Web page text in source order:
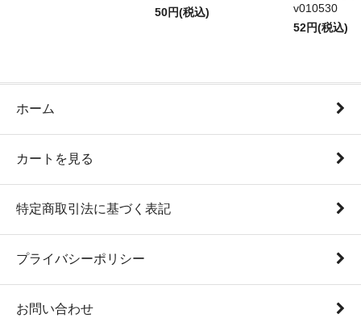
50円(税込)
v010530
52円(税込)
ホーム
カートを見る
特定商取引法に基づく表記
プライバシーポリシー
お問い合わせ